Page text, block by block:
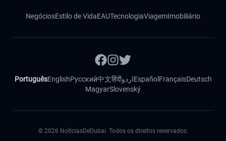
NegóciosEstilo de VidaEAUTecnologiaViagemImobiliário
PortuguêsEnglishРусский中文हिंदीاردوEspañol FrançaisDeutsch
MagyarSlovenský
© 2026 NotíciasDeDubai. Todos os direitos reservados.